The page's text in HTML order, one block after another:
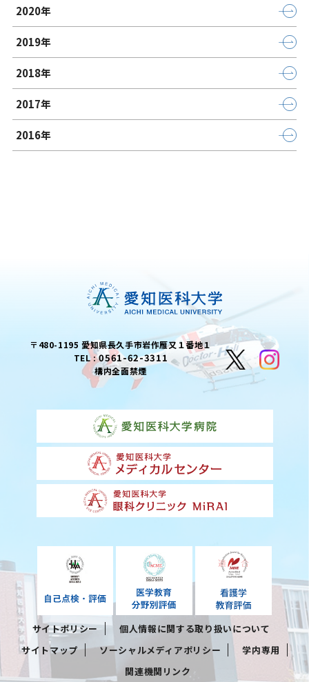
2020年
2019年
2018年
2017年
2016年
〒480-1195 愛知県長久手市岩作雁又１番地１
TEL :0561-62-3311
構内全面禁煙
サイトポリシー
個人情報に関する取り扱いについて
サイトマップ
ソーシャルメディアポリシー
学内専用
関連機関リンク